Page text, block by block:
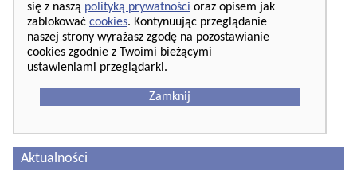
się z naszą polityką prywatności oraz opisem jak
zablokować cookies. Kontynuując przeglądanie
naszej strony wyrażasz zgodę na pozostawianie
cookies zgodnie z Twoimi bieżącymi
ustawieniami przeglądarki.
Zamknij
Aktualności